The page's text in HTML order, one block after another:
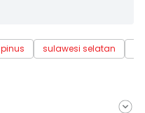
sulawesi selatan